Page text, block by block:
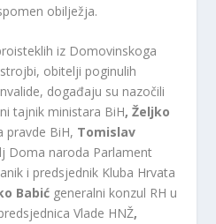
obilježja.
iz Domovinskoga
obitelji poginulih
događaju su nazočili
tajnik ministara BiH, Željko
pravde BiH, Tomislav
Doma naroda Parlament
i predsjednik Kluba Hrvata
Babić generalni konzul RH u
Vlade HNŽ,